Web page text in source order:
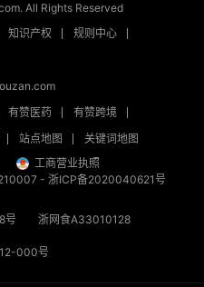
All Rights Reserved
知识产权
规则中心
有赞医药
有赞跨境
站点地图
关键词地图
工商营业执照
- 浙ICP备2020040621号
号
浙网食A33010128
000号